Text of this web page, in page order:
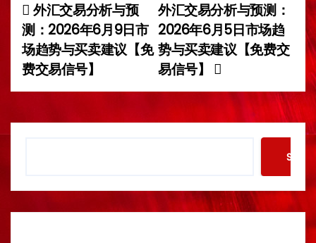
P
o
s
v
外汇交易分析与预测：
2026年6月5日市场趋
势与买卖建议【免费交
易信号】
外汇交易分析与预
测：2026年6月9日市
场趋势与买卖建议【免
费交易信号】
c